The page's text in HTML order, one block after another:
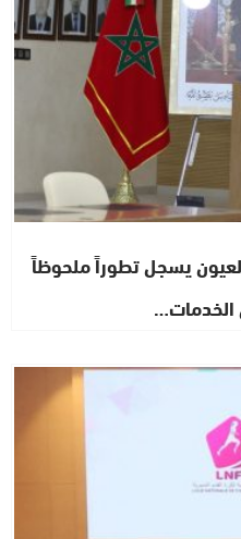
يسجل تطوراً ملحوظاً